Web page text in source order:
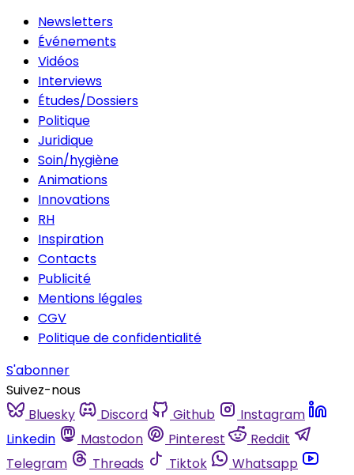
Newsletters
Événements
Vidéos
Interviews
Études/Dossiers
Politique
Juridique
Soin/hygiène
Animations
Innovations
RH
Inspiration
Contacts
Publicité
Mentions légales
CGV
Politique de confidentialité
S'abonner
Suivez-nous
Bluesky
Discord Github
Instagram
Linkedin
Mastodon Pinterest
Reddit
Telegram
Threads Tiktok
Whatsapp